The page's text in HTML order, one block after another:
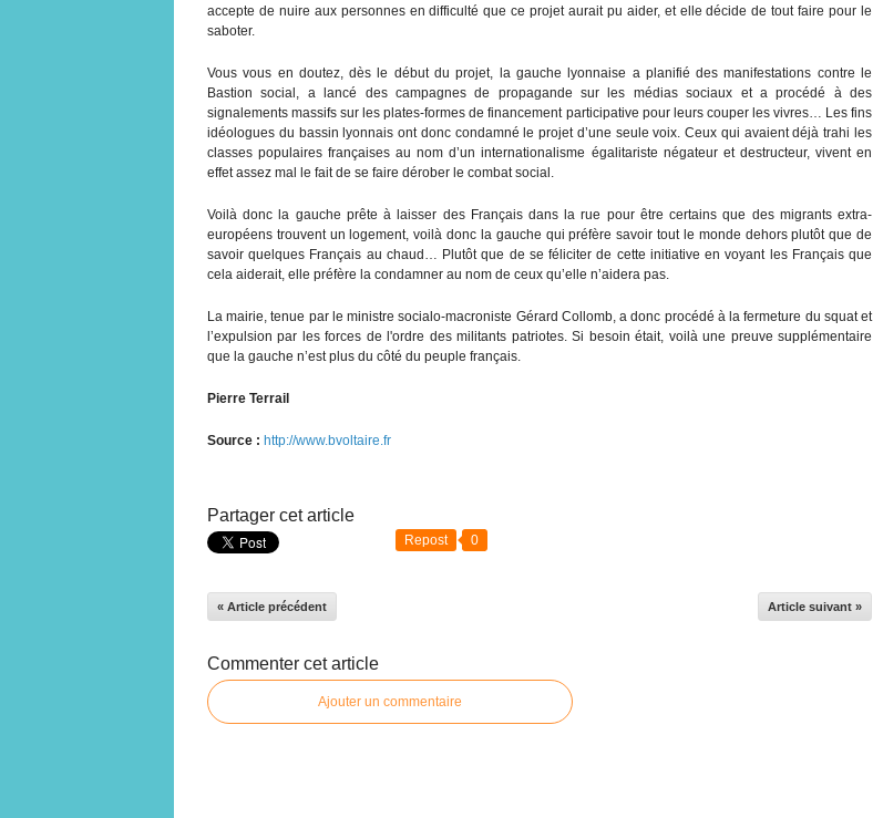
accepte de nuire aux personnes en difficulté que ce projet aurait pu aider, et elle décide de tout faire pour le
saboter.
Vous vous en doutez, dès le début du projet, la gauche lyonnaise a planifié des manifestations contre le
Bastion social, a lancé des campagnes de propagande sur les médias sociaux et a procédé à des
signalements massifs sur les plates-formes de financement participative pour leurs couper les vivres… Les fins
idéologues du bassin lyonnais ont donc condamné le projet d’une seule voix. Ceux qui avaient déjà trahi les
classes populaires françaises au nom d’un internationalisme égalitariste négateur et destructeur, vivent en
effet assez mal le fait de se faire dérober le combat social.
Voilà donc la gauche prête à laisser des Français dans la rue pour être certains que des migrants extra-
européens trouvent un logement, voilà donc la gauche qui préfère savoir tout le monde dehors plutôt que de
savoir quelques Français au chaud… Plutôt que de se féliciter de cette initiative en voyant les Français que
cela aiderait, elle préfère la condamner au nom de ceux qu’elle n’aidera pas.
La mairie, tenue par le ministre socialo-macroniste Gérard Collomb, a donc procédé à la fermeture du squat et
l’expulsion par les forces de l'ordre des militants patriotes. Si besoin était, voilà une preuve supplémentaire
que la gauche n’est plus du côté du peuple français.
Pierre Terrail
Source : http://www.bvoltaire.fr
Partager cet article
Repost 0
« Article précédent Article suivant »
Commenter cet article
Ajouter un commentaire